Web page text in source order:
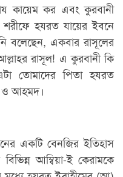
কায়েম কর এবং কুরবানী
হযরত যায়ের ইবনে
বলেছেন, একবার রাসূলের
রাসূল! এ কুরবানী কি
তোমাদের পিতা হযরত
ও আহমদ।
একটি বেনজির ইতিহাস
আম্বিয়া-ই কেরামকে